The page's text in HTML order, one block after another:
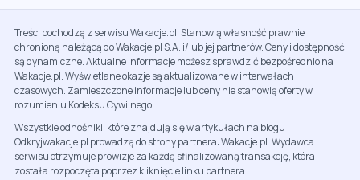
Treści pochodzą z serwisu Wakacje.pl. Stanowią własność prawnie
chronioną należącą do Wakacje.pl S.A. i/lub jej partnerów. Ceny i dostępność
są dynamiczne. Aktualne informacje możesz sprawdzić bezpośrednio na
Wakacje.pl. Wyświetlane okazje są aktualizowane w interwałach
czasowych. Zamieszczone informacje lub ceny nie stanowią oferty w
rozumieniu Kodeksu Cywilnego.
Wszystkie odnośniki, które znajdują się w artykułach na blogu
Odkryjwakacje.pl prowadzą do strony partnera: Wakacje.pl. Wydawca
serwisu otrzymuje prowizje za każdą sfinalizowaną transakcję, która
została rozpoczęta poprzez kliknięcie linku partnera.